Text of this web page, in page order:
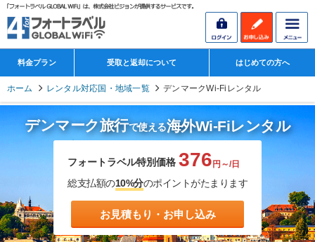
料金プラン 受取と返却について はじめての方へ
ホーム レンタル対応国・地域一覧 デンマークWi-Fiレンタル
デンマーク旅行で使える海外Wi-Fiレンタル
フォートラベル特別価格 376円～/日
総支払額の10%分のポイントがたまります
お見積もり・お申し込み